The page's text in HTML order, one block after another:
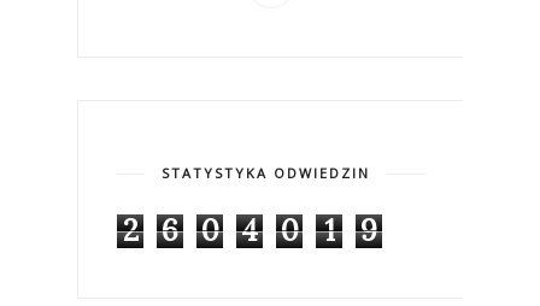
STATYSTYKA ODWIEDZIN
2 6 0 4 0 1 9